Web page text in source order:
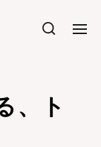
、ト